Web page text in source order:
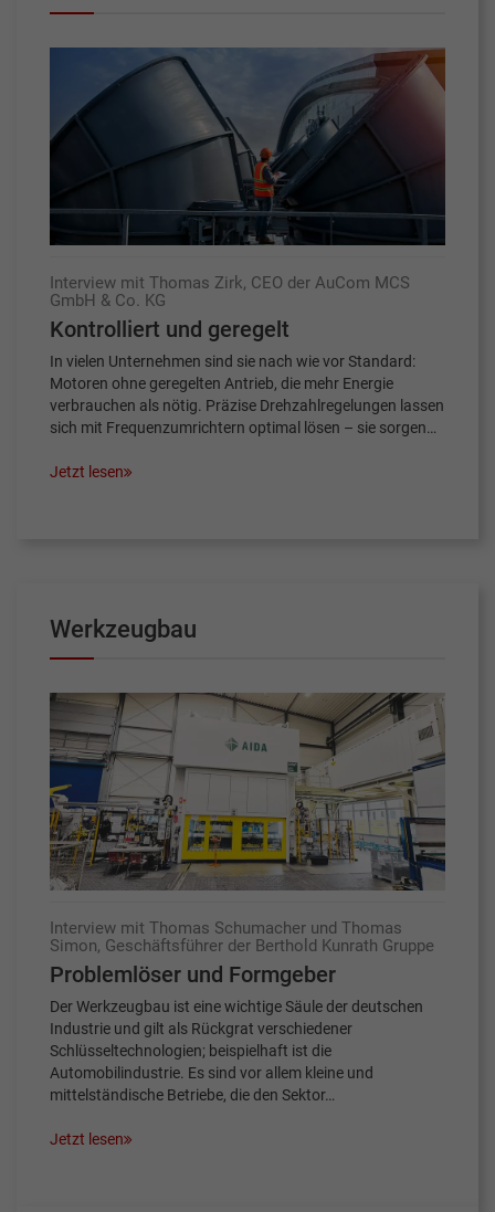
Interview mit Thomas Zirk, CEO der AuCom MCS
GmbH & Co. KG
Kontrolliert und geregelt
In vielen Unternehmen sind sie nach wie vor Standard:
Motoren ohne geregelten Antrieb, die mehr Energie
verbrauchen als nötig. Präzise Drehzahlregelungen lassen
sich mit Frequenzumrichtern optimal lösen – sie sorgen…
Jetzt lesen
Werkzeugbau
Interview mit Thomas Schumacher und Thomas
Simon, Geschäftsführer der Berthold Kunrath Gruppe
Problemlöser und Formgeber
Der Werkzeugbau ist eine wichtige Säule der deutschen
Industrie und gilt als Rückgrat verschiedener
Schlüsseltechnologien; beispielhaft ist die
Automobilindustrie. Es sind vor allem kleine und
mittelständische Betriebe, die den Sektor…
Jetzt lesen